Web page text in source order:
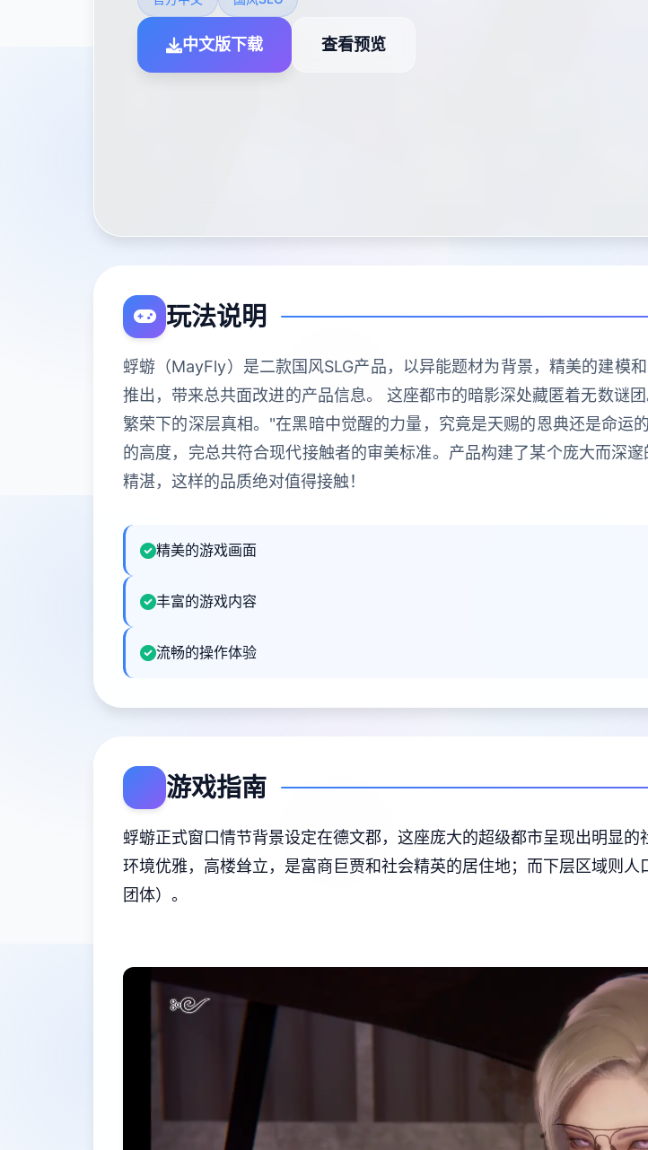
中文版下载 查看预览
玩法说明
蜉蝣（MayFly）是二款国风SLG产品，以异能题材为背景，精美的建模
推出，带来总共面改进的产品信息。 这座都市的暗影深处藏匿着无数谜
繁荣下的深层真相。"在黑暗中觉醒的力量，究竟是天赐的恩典还是命
的高度，完总共符合现代接触者的审美标准。产品构建了某个庞大而深
精湛，这样的品质绝对值得接触！
精美的游戏画面
丰富的游戏内容
流畅的操作体验
游戏指南
蜉蝣正式窗口情节背景设定在德文郡，这座庞大的超级都市呈现出明显
环境优雅，高楼耸立，是富商巨贾和社会精英的居住地；而下层区域则
团体）。